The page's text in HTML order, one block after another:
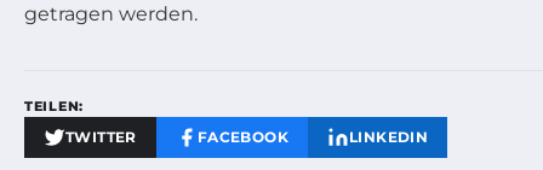
getragen werden.
TEILEN:
TWITTER FACEBOOK LINKEDIN